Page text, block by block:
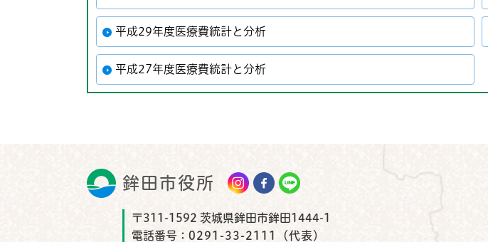
平成29年度医療費統計と分析
平成27年度医療費統計と分析
鉾田市役所 鉾田市公式Instagram
鉾田市公式Facebook
鉾田市公式LINE
〒311-1592 茨城県鉾田市鉾田1444-1
電話番号： 0291-33-2111（代表）